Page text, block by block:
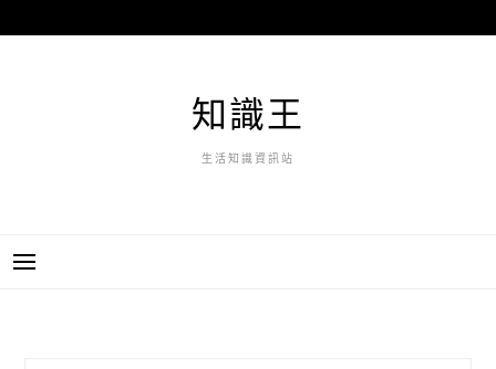
至
知識王
生活知識資訊站